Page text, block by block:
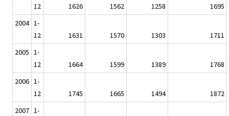
12
1626 1562 1258
1695
2004 1-
12
1631 1570 1303
1711
2005 1-
12
1664 1599 1389
1768
2006 1-
12
1745 1665 1494
1872
2007 1-